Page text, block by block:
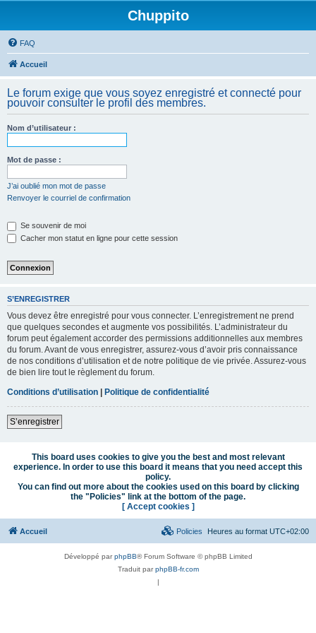
Chuppito
FAQ
Accueil
Le forum exige que vous soyez enregistré et connecté pour
pouvoir consulter le profil des membres.
Nom d’utilisateur :
Mot de passe :
J’ai oublié mon mot de passe
Renvoyer le courriel de confirmation
Se souvenir de moi
Cacher mon statut en ligne pour cette session
S’ENREGISTRER
Vous devez être enregistré pour vous connecter. L’enregistrement ne prend
que quelques secondes et augmente vos possibilités. L’administrateur du
forum peut également accorder des permissions additionnelles aux membres
du forum. Avant de vous enregistrer, assurez-vous d’avoir pris connaissance
de nos conditions d’utilisation et de notre politique de vie privée. Assurez-vous
de bien lire tout le règlement du forum.
Conditions d’utilisation | Politique de confidentialité
S’enregistrer
This board uses cookies to give you the best and most relevant
experience. In order to use this board it means that you need accept this
policy.
You can find out more about the cookies used on this board by clicking
the "Policies" link at the bottom of the page.
[ Accept cookies ]
Accueil Heures au format UTC+02:00
Policies
Développé parphpBB® Forum Software © phpBB Limited
Traduit parphpBB-fr.com
|